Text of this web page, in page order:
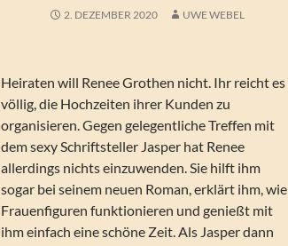
2. DEZEMBER 2020 UWE WEBEL
Heiraten will Renee Grothen nicht. Ihr reicht es
völlig, die Hochzeiten ihrer Kunden zu
organisieren. Gegen gelegentliche Treffen mit
dem sexy Schriftsteller Jasper hat Renee
allerdings nichts einzuwenden. Sie hilft ihm
sogar bei seinem neuen Roman, erklärt ihm, wie
Frauenfiguren funktionieren und genießt mit
ihm einfach eine schöne Zeit. Als Jasper dann